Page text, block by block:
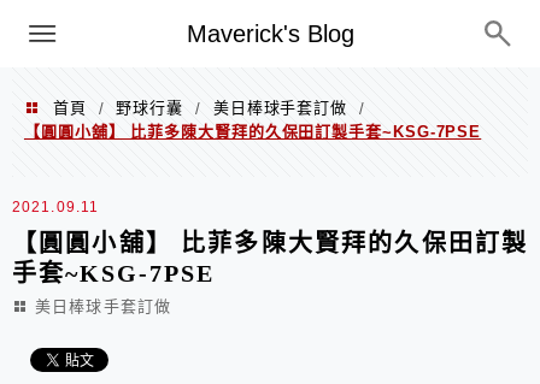
Maverick's Blog
Menu
首頁 / 野球行囊 / 美日棒球手套訂做
/
【圓圓小舖】 比菲多陳大賢拜的久保田訂製手套~KSG-7PSE
2021.09.11
【圓圓小舖】 比菲多陳大賢拜的久保田訂製
手套~KSG-7PSE
美日棒球手套訂做